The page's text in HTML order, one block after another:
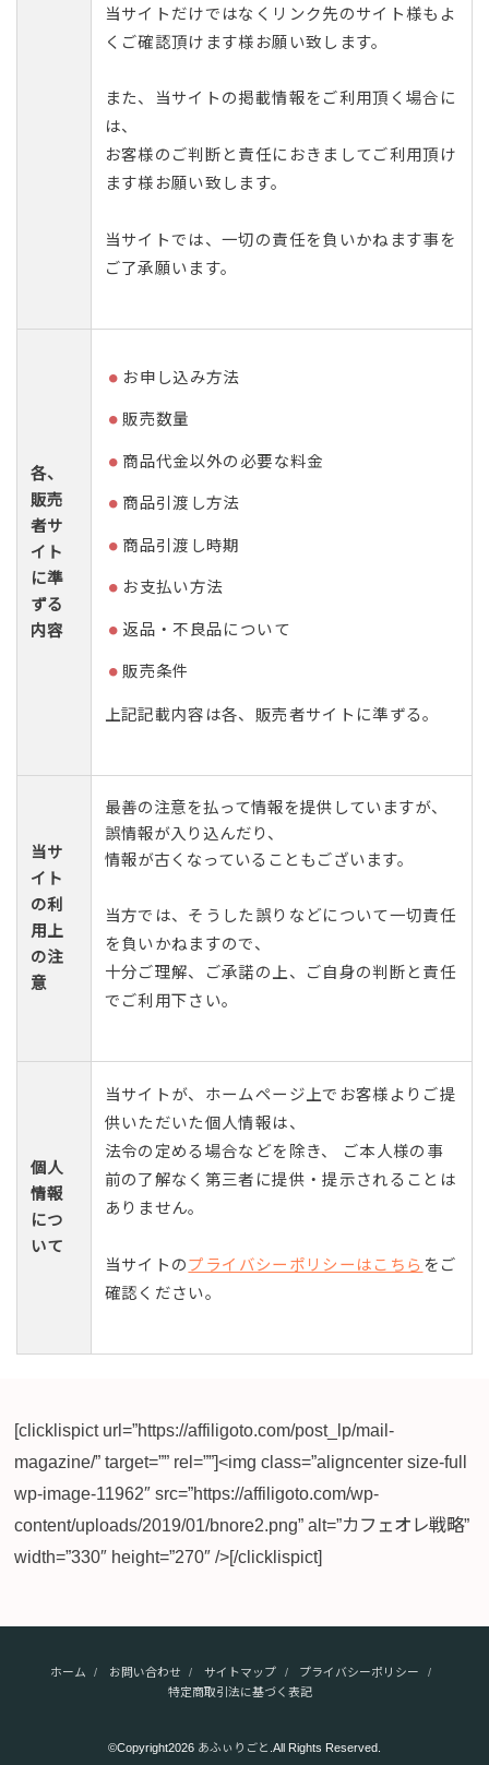
当サイトだけではなくリンク先のサイト様もよ
くご確認頂けます様お願い致します。
また、当サイトの掲載情報をご利用頂く場合に
は、
お客様のご判断と責任におきましてご利用頂け
ます様お願い致します。
当サイトでは、一切の責任を負いかねます事を
ご了承願います。
各、
販売
者サ
イト
に準
ずる
内容
お申し込み方法
販売数量
商品代金以外の必要な料金
商品引渡し方法
商品引渡し時期
お支払い方法
返品・不良品について
販売条件
上記記載内容は各、販売者サイトに準ずる。
当サ
イト
の利
用上
の注
意
最善の注意を払って情報を提供していますが、
誤情報が入り込んだり、
情報が古くなっていることもございます。
当方では、そうした誤りなどについて一切責任
を負いかねますので、
十分ご理解、ご承諾の上、ご自身の判断と責任
でご利用下さい。
個人
情報
につ
いて
当サイトが、ホームページ上でお客様よりご提
供いただいた個人情報は、
法令の定める場合などを除き、 ご本人様の事
前の了解なく第三者に提供・提示されることは
ありません。
当サイトのプライバシーポリシーはこちら をご
確認ください。
[clicklispict url=”https://affiligoto.com/post_lp/mail-
magazine/” target=”” rel=””]<img class=”aligncenter size-full
wp-image-11962″ src=”https://affiligoto.com/wp-
content/uploads/2019/01/bnore2.png” alt=”カフェオレ戦略”
width=”330″ height=”270″ />[/clicklispict]
ホーム お問い合わせ サイトマップ
プライバシーポリシー
特定商取引法に基づく表記
©Copyright2026 あふぃりごと .All Rights Reserved.